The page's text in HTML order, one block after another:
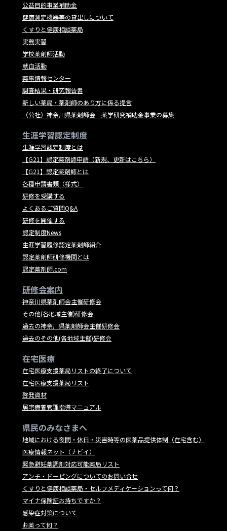
公益目的事業補助金
健康測定機器等の貸出しについて
くすりと健康相談薬局
実務実習
学校薬剤師活動
献血活動
薬事情報センター
調査結果・研究報告書
新しい薬局・薬剤師のあり方に係る提言
（公社）神奈川県薬剤師会 薬学研究補助金事業の募集
生涯学習認定制度
生涯学習認定制度とは
【G21】認定薬剤師申請（新規、更新はこちら）
【G21】認定薬剤師とは
各種申請書類（様式）
研修を受講する
よくあるご質問Q&A
研修を開催する
認定制度News
生涯学習履修認定薬剤師紹介
認定薬剤師研修機関とは
認定薬剤師.com
研修会案内
神奈川県薬剤師会主催研修会
その他(各地域主催)研修会
過去の神奈川県薬剤師会主催研修会
過去のその他(各地域主催)研修会
在宅医療
在宅医療支援薬局リストの終了について
在宅医療支援薬局リスト
啓発資材
居宅療養管理指導マニュアル
県民のみなさまへ
地域における夜間・休日・災害時等の医薬品提供体制（在宅含む）
医療情報ネット（ナビイ）
緊急避妊薬調剤対応可能薬局リスト
アンチ・ドーピングについてのお問い合せ
くすりと健康相談薬局・セルフメディケーションって何？
マイナ保険証お持ちですか？
感染症対策について
お薬って何？